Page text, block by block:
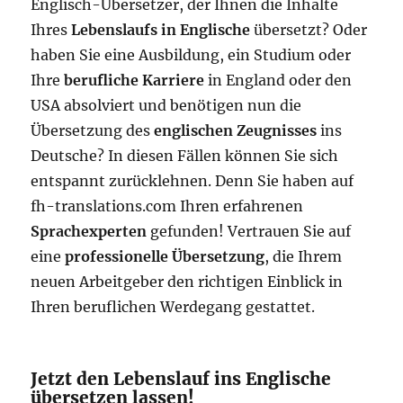
Englisch-Übersetzer, der Ihnen die Inhalte
IhresLebenslaufs in Englische übersetzt? Oder
haben Sie eine Ausbildung, ein Studium oder
Ihreberufliche Karriere in England oder den
USA absolviert und benötigen nun die
Übersetzung desenglischen Zeugnisses ins
Deutsche? In diesen Fällen können Sie sich
entspannt zurücklehnen. Denn Sie haben auf
fh-translations.com Ihren erfahrenen
Sprachexperten gefunden! Vertrauen Sie auf
eineprofessionelle Übersetzung, die Ihrem
neuen Arbeitgeber den richtigen Einblick in
Ihren beruflichen Werdegang gestattet.
Jetzt den Lebenslauf ins Englische
übersetzen lassen!